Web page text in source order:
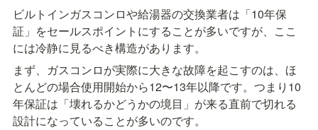
ビルトインガスコンロや給湯器の交換業者は「10年保
証」をセールスポイントにすることが多いですが、ここ
には冷静に見るべき構造があります。
まず、ガスコンロが実際に大きな故障を起こすのは、ほ
とんどの場合使用開始から12〜13年以降です。つまり10
年保証は「壊れるかどうかの境目」が来る直前で切れる
設計になっていることが多いのです。